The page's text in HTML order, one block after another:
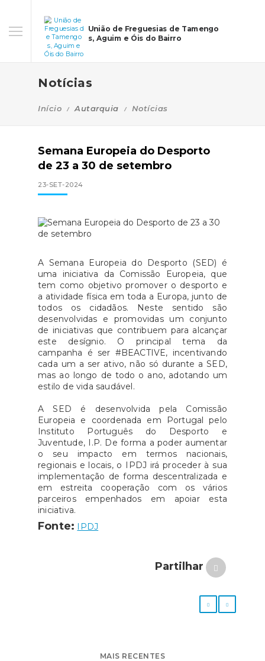
União de Freguesias de Tamengo
s, Aguim e Óis do Bairro
Notícias
Início Autarquia Notícias
Semana Europeia do Desporto
de 23 a 30 de setembro
23-SET-2024
A Semana Europeia do Desporto (SED) é
uma iniciativa da Comissão Europeia, que
tem como objetivo promover o desporto e
a atividade física em toda a Europa, junto de
todos os cidadãos. Neste sentido são
desenvolvidas e promovidas um conjunto
de iniciativas que contribuem para alcançar
este desígnio. O principal tema da
campanha é ser #BEACTIVE, incentivando
cada um a ser ativo, não só durante a SED,
mas ao longo de todo o ano, adotando um
estilo de vida saudável.
A SED é desenvolvida pela Comissão
Europeia e coordenada em Portugal pelo
Instituto Português do Desporto e
Juventude, I.P. De forma a poder aumentar
o seu impacto em termos nacionais,
regionais e locais, o IPDJ irá proceder à sua
implementação de forma descentralizada e
em estreita cooperação com os vários
parceiros empenhados em apoiar esta
iniciativa.
Fonte: IPDJ
Partilhar
MAIS RECENTES